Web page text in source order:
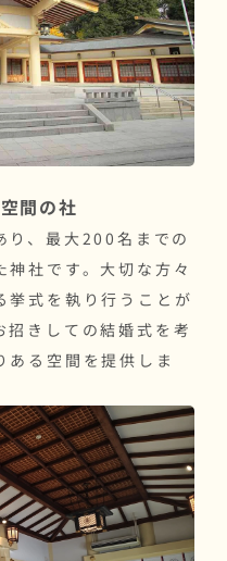
間の社
り、最大200名までの
社です。大切な方々
挙式を執り行うことが
招きしての結婚式を考
ある空間を提供しま